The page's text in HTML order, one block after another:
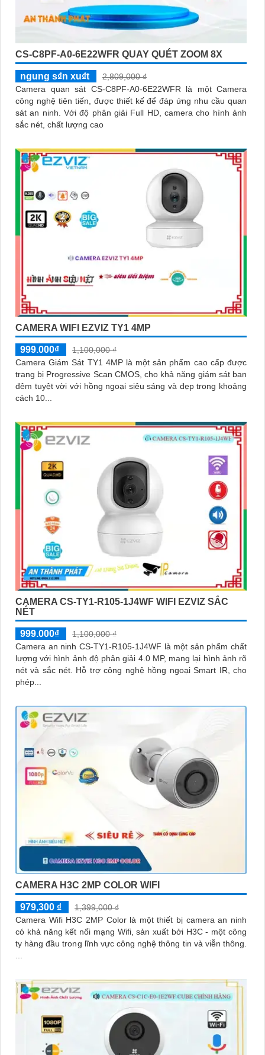
CS-C8PF-A0-6E22WFR QUAY QUÉT ZOOM 8X
ngung s₫n xu₫t
2,809,000 ₫
Camera quan sát CS-C8PF-A0-6E22WFR là một Camera
công nghệ tiên tiến, được thiết kế để đáp ứng nhu cầu quan
sát an ninh. Với độ phân giải Full HD, camera cho hình ảnh
sắc nét, chất lượng cao
CAMERA WIFI EZVIZ TY1 4MP
999.000₫
1,100,000 ₫
Camera Giám Sát TY1 4MP là một sản phẩm cao cấp được
trang bị Progressive Scan CMOS, cho khả năng giám sát ban
đêm tuyệt vời với hồng ngoại siêu sáng và đẹp trong khoảng
cách 10...
CAMERA CS-TY1-R105-1J4WF WIFI EZVIZ SẮC
NÉT
999.000₫
1,100,000 ₫
Camera an ninh CS-TY1-R105-1J4WF là một sản phẩm chất
lượng với hình ảnh độ phân giải 4.0 MP, mang lại hình ảnh rõ
nét và sắc nét. Hỗ trợ công nghệ hồng ngoại Smart IR, cho
phép...
CAMERA H3C 2MP COLOR WIFI
979,300 ₫
1,399,000 ₫
Camera Wifi H3C 2MP Color là một thiết bị camera an ninh
có khả năng kết nối mạng Wifi, sản xuất bởi H3C - một công
ty hàng đầu trong lĩnh vực công nghệ thông tin và viễn thông.
...